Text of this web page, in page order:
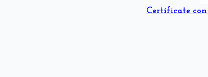
Certificate con